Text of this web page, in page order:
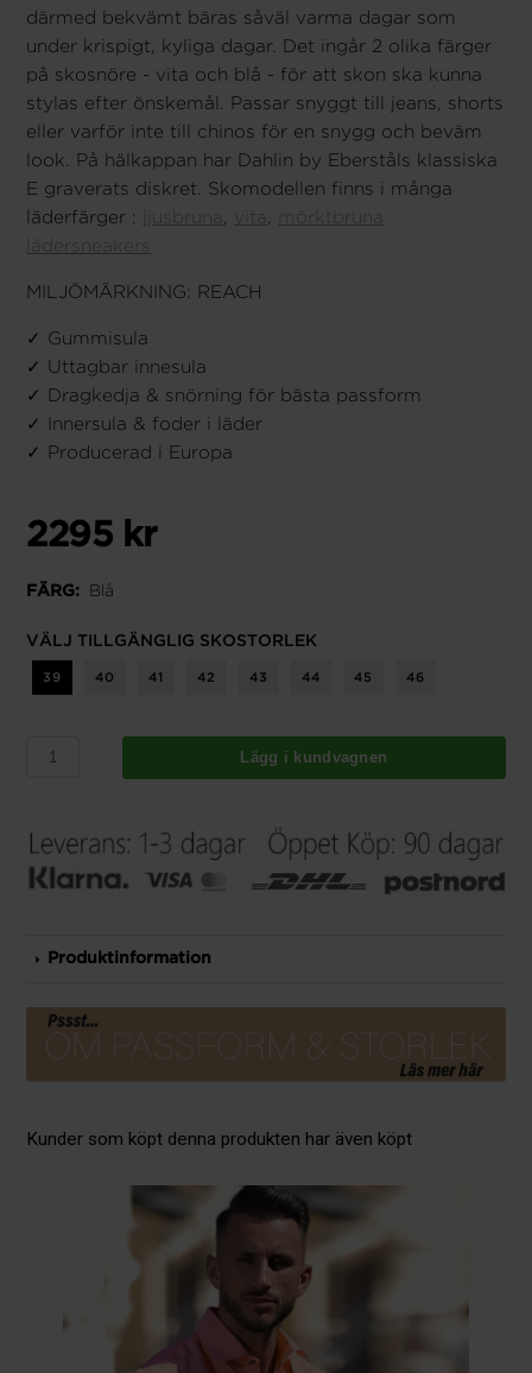
därmed bekvämt bäras såväl varma dagar som
under krispigt, kyliga dagar. Det ingår 2 olika färger
på skosnöre - vita och blå - för att skon ska kunna
stylas efter önskemål. Passar snyggt till jeans, shorts
eller varför inte till chinos för en snygg och beväm
look. På hälkappan har Dahlin by Eberståls klassiska
E graverats diskret. Skomodellen finns i många
läderfärger :
ljusbruna vita
mörktbruna
lädersneakers
MILJÖMÄRKNING: REACH
✓ Gummisula
✓ Uttagbar innesula
✓ Dragkedja & snörning för bästa passform
✓ Innersula & foder i läder
✓ Producerad i Europa
2295 kr
FÄRG: Blå
VÄLJ TILLGÄNGLIG SKOSTORLEK
39 40 41 42 43 44 45 46
Lägg i kundvagnen
Produktinformation
Kunder som köpt denna produkten har även köpt